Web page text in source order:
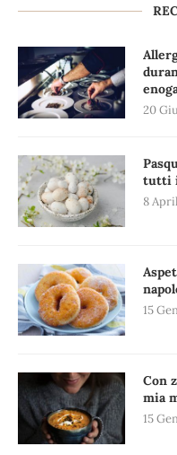
20
tutti
8
15
Con
mia
15